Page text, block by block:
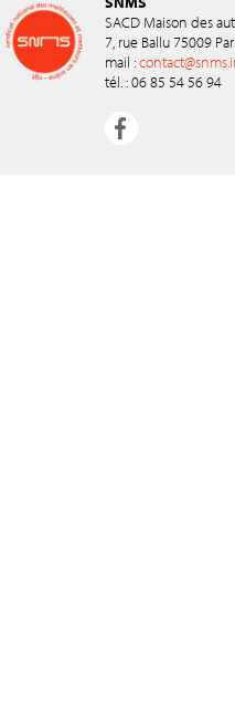
SACD Maison des
7, rue Ballu 75009
mail :
tél. : 06 85 54 56 94